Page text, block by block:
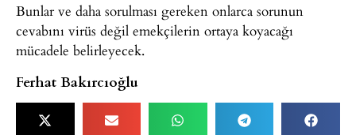
Bunlar ve daha sorulması gereken onlarca sorunun
cevabını virüs değil emekçilerin ortaya koyacağı
mücadele belirleyecek.
Ferhat Bakırcıoğlu